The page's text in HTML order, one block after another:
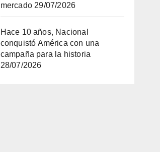
mercado 29/07/2026
Hace 10 años, Nacional
conquistó América con una
campaña para la historia
28/07/2026